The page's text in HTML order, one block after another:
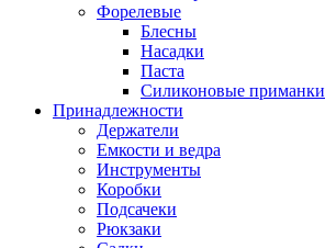
Форелевые
Блесны
Насадки
Паста
Силиконовые приманки
Принадлежности
Держатели
Емкости и ведра
Инструменты
Коробки
Подсачеки
Рюкзаки